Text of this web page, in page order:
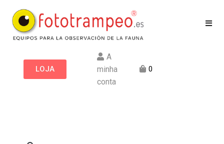
LOJA
A
minha
conta
0